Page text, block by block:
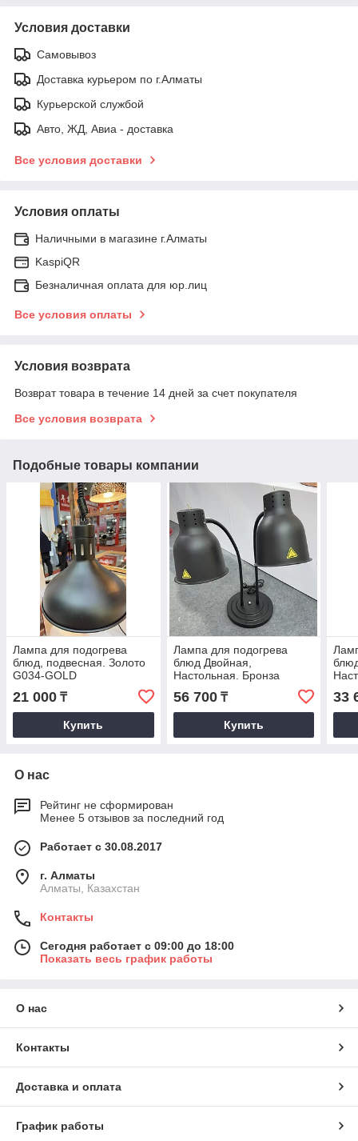
Условия доставки
Самовывоз
Доставка курьером по г.Алматы
Курьерской службой
Авто, ЖД, Авиа - доставка
Все условия доставки
Условия оплаты
Наличными в магазине г.Алматы
KaspiQR
Безналичная оплата для юр.лиц
Все условия оплаты
Условия возврата
Возврат товара в течение 14 дней за счет покупателя
Все условия возврата
Подобные товары компании
Лампа для подогрева
блюд, подвесная. Золото
G034-GOLD
21 000 ₸
Купить
Лампа для подогрева
блюд Двойная,
Настольная. Бронза
G039-2-BRONZE
56 700₸
Купить
33
О нас
Рейтинг не сформирован
Менее 5 отзывов за последний год
Работает с 30.08.2017
г. Алматы
Алматы, Казахстан
Контакты
Сегодня работает с 09:00 до 18:00
Показать весь график работы
О нас
Контакты
Доставка и оплата
График работы